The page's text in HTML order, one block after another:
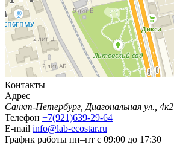
Контакты
Адрес
Санкт-Петербург, Диагональная ул., 4к2
Телефон +7(921)639-29-64
E-mail info@lab-ecostar.ru
График работы пн–пт с 09:00 до 17:30